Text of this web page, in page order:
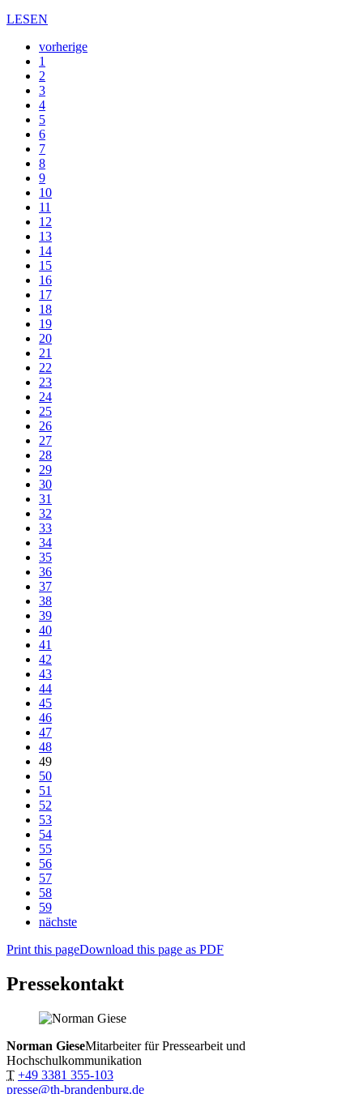
LESEN
vorherige
1
2
3
4
5
6
7
8
9
10
11
12
13
14
15
16
17
18
19
20
21
22
23
24
25
26
27
28
29
30
31
32
33
34
35
36
37
38
39
40
41
42
43
44
45
46
47
48
49
50
51
52
53
54
55
56
57
58
59
nächste
Print this pageDownload this page as PDF
Pressekontakt
Norman GieseMitarbeiter für Pressearbeit und
Hochschulkommunikation
T +49 3381 355-103
presse@th-brandenburg.de